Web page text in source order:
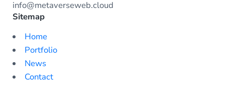
info@metaverseweb.cloud
Sitemap
Home
Portfolio
News
Contact